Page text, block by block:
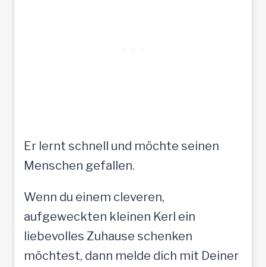
Er lernt schnell und möchte seinen
Menschen gefallen.
Wenn du einem cleveren,
aufgeweckten kleinen Kerl ein
liebevolles Zuhause schenken
möchtest, dann melde dich mit Deiner